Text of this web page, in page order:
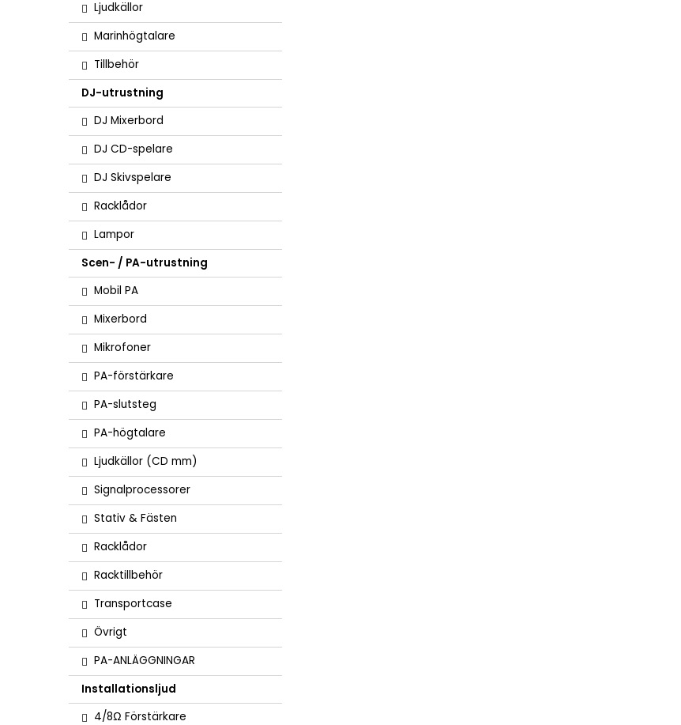
Ljudkällor
Marinhögtalare
Tillbehör
DJ-utrustning
DJ Mixerbord
DJ CD-spelare
DJ Skivspelare
Racklådor
Lampor
Scen- / PA-utrustning
Mobil PA
Mixerbord
Mikrofoner
PA-förstärkare
PA-slutsteg
PA-högtalare
Ljudkällor (CD mm)
Signalprocessorer
Stativ & Fästen
Racklådor
Racktillbehör
Transportcase
Övrigt
PA-ANLÄGGNINGAR
Installationsljud
4/8Ω Förstärkare